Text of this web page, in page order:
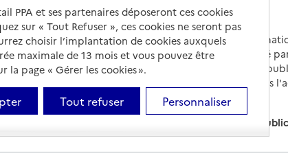
Portail national
et de leurs proches, créé
et animé par le Service
partenaires engagés dans
leurs aidants.
service-
PPA et ses partenaires déposeront ces cookies
sur « Tout Refuser », ces cookies ne seront pas
choisir l’implantation de cookies auxquels
maximale de 13 mois et vous pouvez être
page « Gérer les cookies ».
Tout refuser Personnaliser